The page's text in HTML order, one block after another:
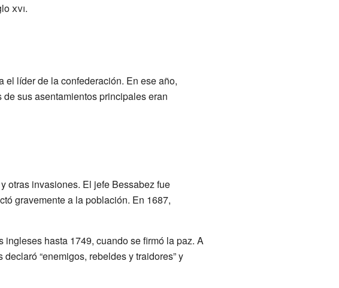
xvi.
líder de la confederación. En ese año,
de sus asentamientos principales eran
otras invasiones. El jefe Bessabez fue
gravemente a la población. En 1687,
hasta 1749, cuando se firmó la paz. A
“enemigos, rebeldes y traidores” y